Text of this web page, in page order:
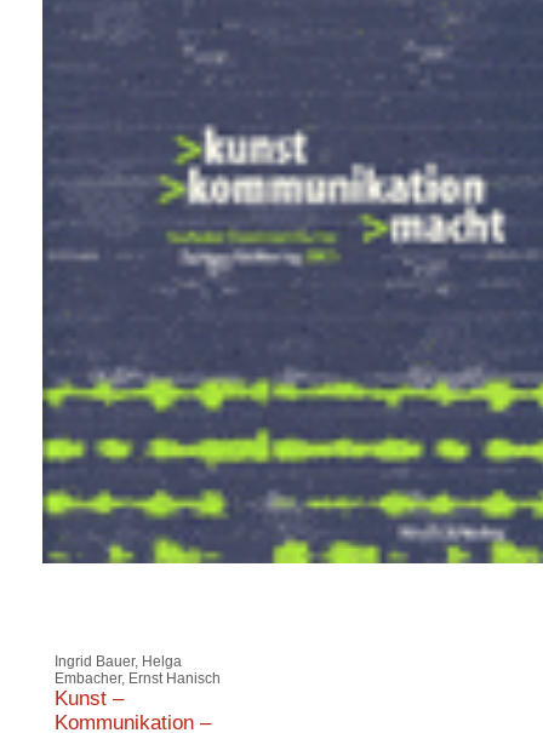
Ingrid Bauer, Helga
Embacher, Ernst Hanisch
Kunst –
Kommunikation –